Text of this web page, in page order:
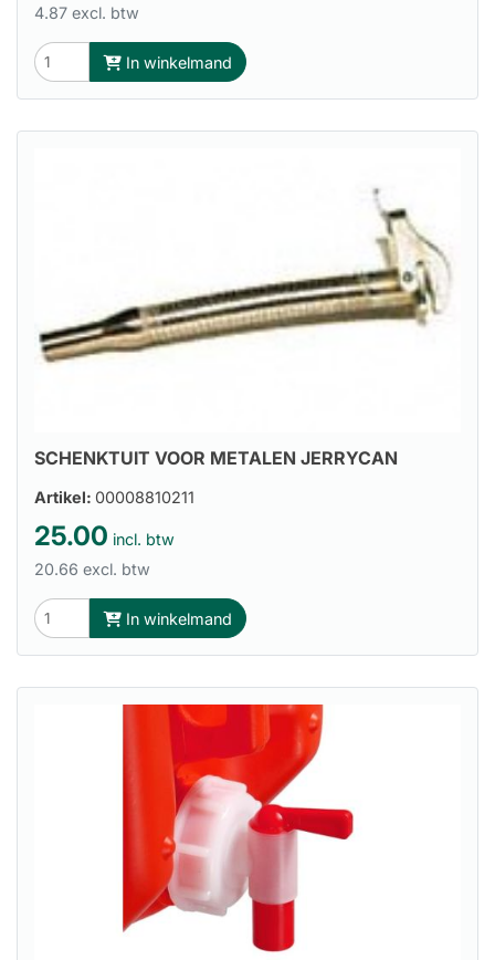
4.87 excl. btw
In winkelmand
SCHENKTUIT VOOR METALEN JERRYCAN
Artikel: 00008810211
25.00 incl. btw
20.66 excl. btw
In winkelmand